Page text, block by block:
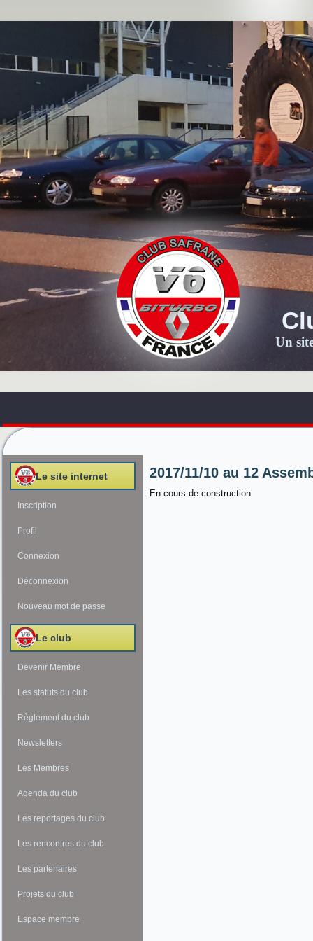
Un
Le site internet
Inscription
Profil
Connexion
Déconnexion
Nouveau mot de passe
Le club
Devenir Membre
Les statuts du club
Règlement du club
Newsletters
Les Membres
Agenda du club
Les reportages du club
Les rencontres du club
Les partenaires
Projets du club
Espace membre
2017/11/10 au 12
En cours de construction